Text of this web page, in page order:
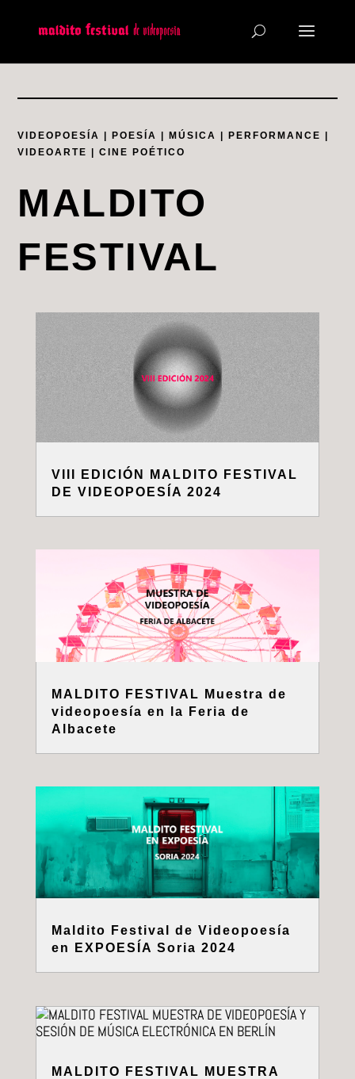
VIDEOPOESÍA | POESÍA | MÚSICA | PERFORMANCE |
VIDEOARTE | CINE POÉTICO
MALDITO
FESTIVAL
VIII EDICIÓN MALDITO FESTIVAL
DE VIDEOPOESÍA 2024
MALDITO FESTIVAL Muestra de
videopoesía en la Feria de
Albacete
Maldito Festival de Videopoesía
en EXPOESÍA Soria 2024
MALDITO FESTIVAL MUESTRA